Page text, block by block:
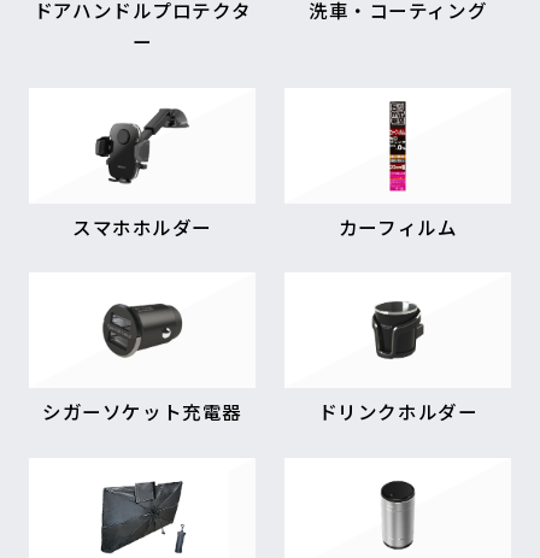
ドアハンドルプロテクタ
ー
洗車・コーティング
スマホホルダー カーフィルム
シガーソケット充電器 ドリンクホルダー